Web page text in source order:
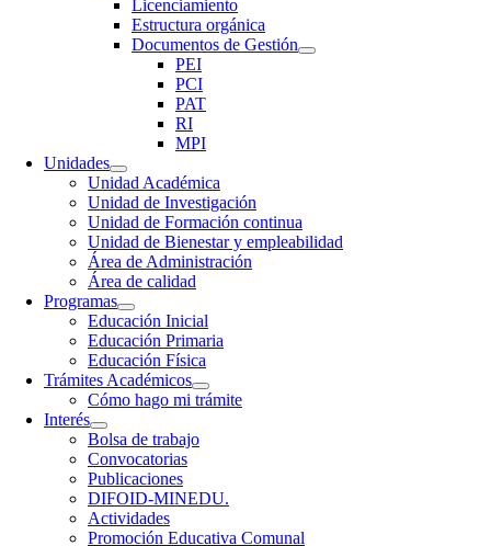
Licenciamiento
Estructura orgánica
Documentos de Gestión
PEI
PCI
PAT
RI
MPI
Unidades
Unidad Académica
Unidad de Investigación
Unidad de Formación continua
Unidad de Bienestar y empleabilidad
Área de Administración
Área de calidad
Programas
Educación Inicial
Educación Primaria
Educación Física
Trámites Académicos
Cómo hago mi trámite
Interés
Bolsa de trabajo
Convocatorias
Publicaciones
DIFOID-MINEDU.
Actividades
Promoción Educativa Comunal